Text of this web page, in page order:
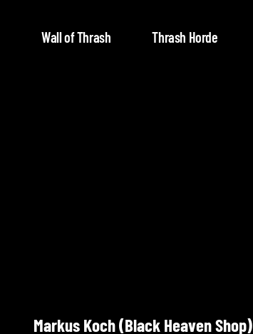
Wall of Thrash Thrash Horde
Markus Koch (Black Heaven Shop)